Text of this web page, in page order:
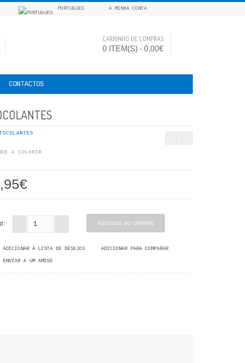
PORTUGUES A MINHA CONTA
CARRINHO DE COMPRAS
0 ITEM(S) - 0,00€
CONTACTOS
A COLORIR
ADICIONAR À LISTA DE DESEJOS ADICIONAR PARA COMPARAR
ENVIAR A UM AMIGO